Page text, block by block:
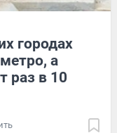
городах
а
раз в 10